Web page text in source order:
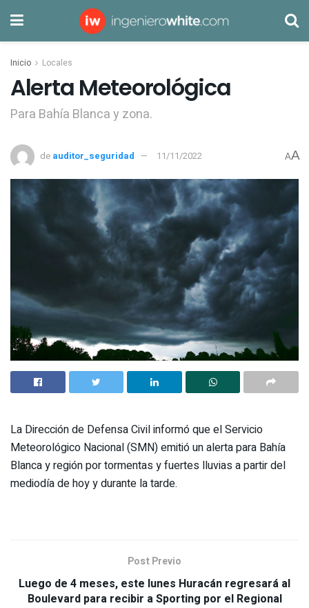
Inicio Locales
Alerta Meteorológica
Para Bahía Blanca y zona.
de auditor_seguridad 11/11/2022 AA
La Dirección de Defensa Civil informó que el Servicio
Meteorológico Nacional (SMN) emitió un alerta para Bahía
Blanca y región por tormentas y fuertes lluvias a partir del
mediodía de hoy y durante la tarde.
Post Previo
Luego de 4 meses, este lunes Huracán regresará al
Boulevard para recibir a Sporting por el Regional